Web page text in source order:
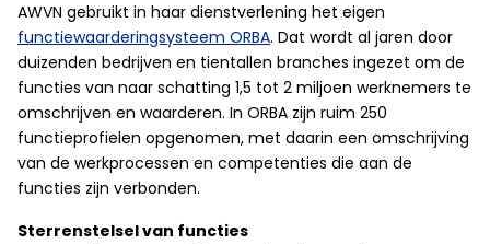
AWVN gebruikt in haar dienstverlening het eigen
functiewaarderingsysteem ORBA. Dat wordt al jaren door
duizenden bedrijven en tientallen branches ingezet om de
functies van naar schatting 1,5 tot 2 miljoen werknemers te
omschrijven en waarderen. In ORBA zijn ruim 250
functieprofielen opgenomen, met daarin een omschrijving
van de werkprocessen en competenties die aan de
functies zijn verbonden.
Sterrenstelsel van functies